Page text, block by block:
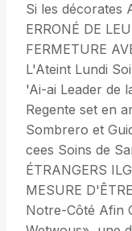
Si les décorates
ERRONÉ DE
FERMETURE
L'Ateint Lundi
'Ai-ai Leader de
Regente set en
Sombrero et
cees Soins de
ÉTRANGERS
MESURE
Notre-Côté Afin